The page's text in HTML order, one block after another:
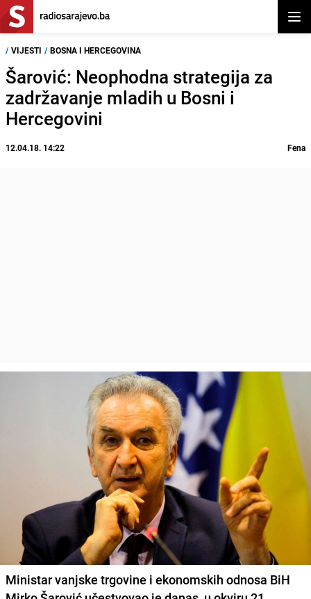
/ VIJESTI / BOSNA I HERCEGOVINA
Šarović: Neophodna strategija za
zadržavanje mladih u Bosni i
Hercegovini
12.04.18. 14:22 Fena
Ministar vanjske trgovine i ekonomskih odnosa BiH